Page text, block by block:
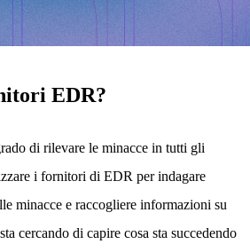
EDR?
di rilevare le minacce in tutti gli
i fornitori di EDR per indagare
minacce e raccogliere informazioni su
cercando di capire cosa sta succedendo